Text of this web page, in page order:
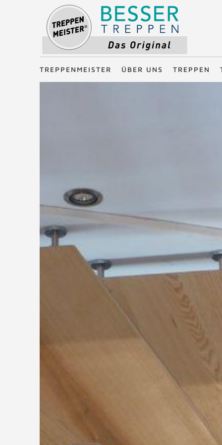
Treppenmeister - Das Original
TREPPENMEISTER ÜBER UNS TREPPEN